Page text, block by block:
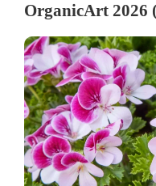
OrganicArt 2026